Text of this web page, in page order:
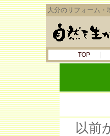
大分のリフォーム
TOP｜
以前